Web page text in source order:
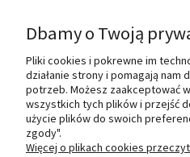
O
PŁATNOŚCI
Dbamy o Twoją
Pliki cookies i pokrewne im
działanie strony i pomagają
potrzeb. Możesz zaakceptować
wszystkich tych plików i przejść
użycie plików do swoich
zgody".
Więcej o plikach cookies